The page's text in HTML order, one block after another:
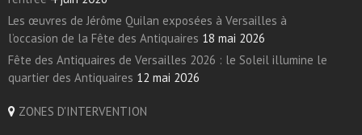
Les œuvres de Jérôme Quilan exposées à Versailles à
l’occasion de la Fête des Antiquaires 18 mai 2026
Fête des Antiquaires de Versailles 2026 : le Soleil illumine le
quartier des Antiquaires 12 mai 2026
ZONES D'INTERVENTION